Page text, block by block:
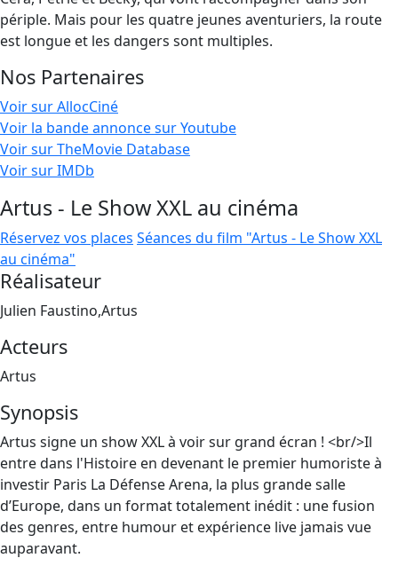
périple. Mais pour les quatre jeunes aventuriers, la route
est longue et les dangers sont multiples.
Nos Partenaires
Voir sur AllocCiné
Voir la bande annonce sur Youtube
Voir sur TheMovie Database
Voir sur IMDb
Artus - Le Show XXL au cinéma
Réservez vos places Séances du film "Artus - Le Show XXL
au cinéma"
Réalisateur
Julien Faustino,Artus
Acteurs
Artus
Synopsis
Artus signe un show XXL à voir sur grand écran ! <br/>Il
entre dans l'Histoire en devenant le premier humoriste à
investir Paris La Défense Arena, la plus grande salle
d’Europe, dans un format totalement inédit : une fusion
des genres, entre humour et expérience live jamais vue
auparavant.